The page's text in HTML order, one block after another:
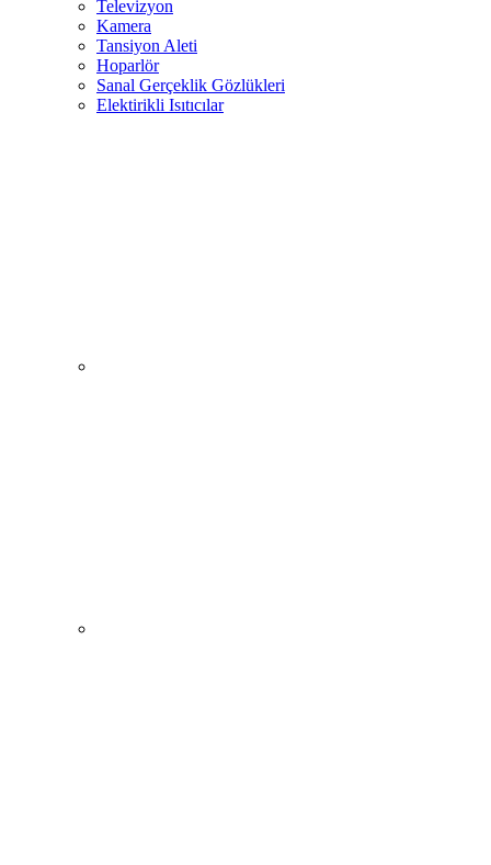
Televizyon
Kamera
Tansiyon Aleti
Hoparlör
Sanal Gerçeklik Gözlükleri
Elektirikli Isıtıcılar